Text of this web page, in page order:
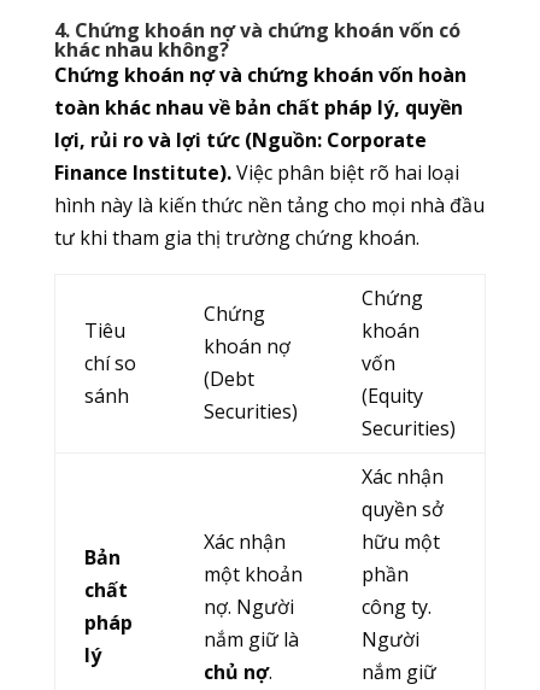
4. Chứng khoán nợ và chứng khoán vốn có
khác nhau không?
Chứng khoán nợ và chứng khoán vốn hoàn
toàn khác nhau về bản chất pháp lý, quyền
lợi, rủi ro và lợi tức (Nguồn: Corporate
Finance Institute).Việc phân biệt rõ hai loại
hình này là kiến thức nền tảng cho mọi nhà đầu
tư khi tham gia thị trường chứng khoán.
Tiêu
chí so
sánh
Chứng
khoán nợ
(Debt
Securities)
Chứng
khoán
vốn
(Equity
Securities)
Bản
chất
pháp
lý
Xác nhận
một khoản
nợ. Người
nắm giữ là
chủ nợ.
Xác nhận
quyền sở
hữu một
phần
công ty.
Người
nắm giữ